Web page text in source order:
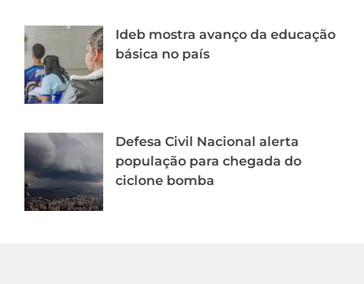
Ideb mostra avanço da educação
básica no país
Defesa Civil Nacional alerta
população para chegada do
ciclone bomba